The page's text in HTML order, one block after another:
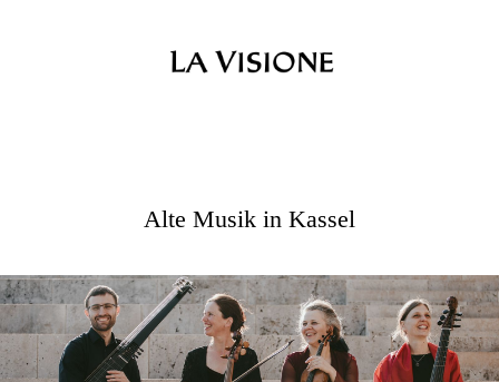
Alte Musik in Kassel